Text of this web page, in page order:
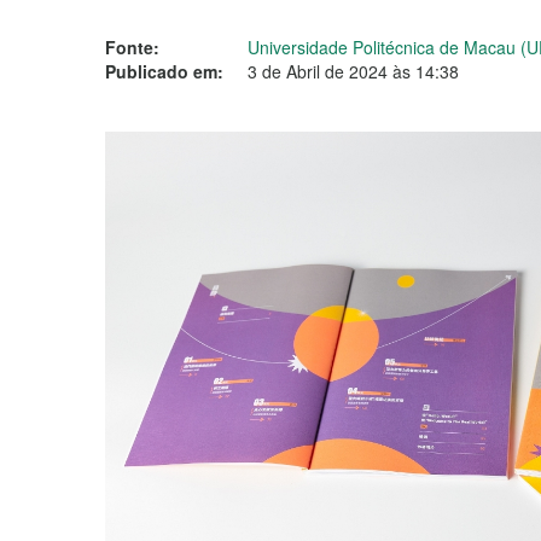
Fonte:
Universidade Politécnica de Macau
Publicado em:
3 de Abril de 2024 às 14:38